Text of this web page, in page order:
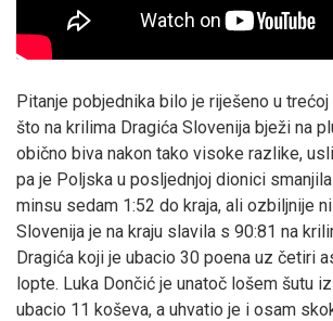
Pitanje pobjednika bilo je riješeno u
što na krilima Dragića Slovenija bježi na
obično biva nakon tako visoke razlike,
pa je Poljska u posljednjoj dionici
minsu sedam 1:52 do kraja, ali ozbiljnije
Slovenija je na kraju slavila s 90:81 na
Dragića koji je ubacio 30 poena uz četiri
lopte. Luka Dončić je unatoč lošem šutu
ubacio 11 koševa, a uhvatio je i osam